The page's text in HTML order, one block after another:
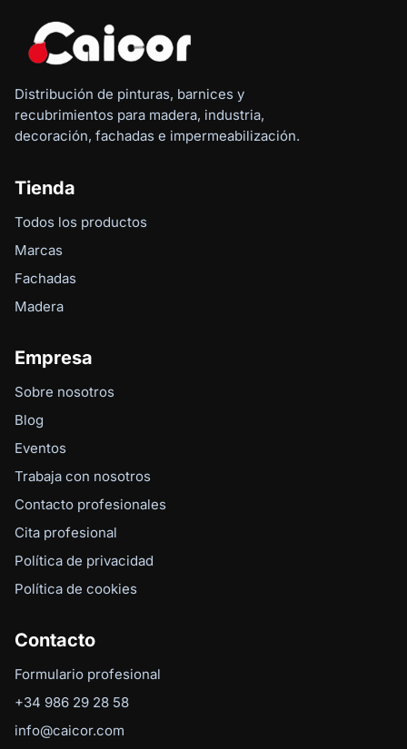
Distribución de pinturas, barnices y
recubrimientos para madera, industria,
decoración, fachadas e impermeabilización.
Tienda
Todos los productos
Marcas
Fachadas
Madera
Empresa
Sobre nosotros
Blog
Eventos
Trabaja con nosotros
Contacto profesionales
Cita profesional
Política de privacidad
Política de cookies
Contacto
Formulario profesional
+34 986 29 28 58
info@caicor.com